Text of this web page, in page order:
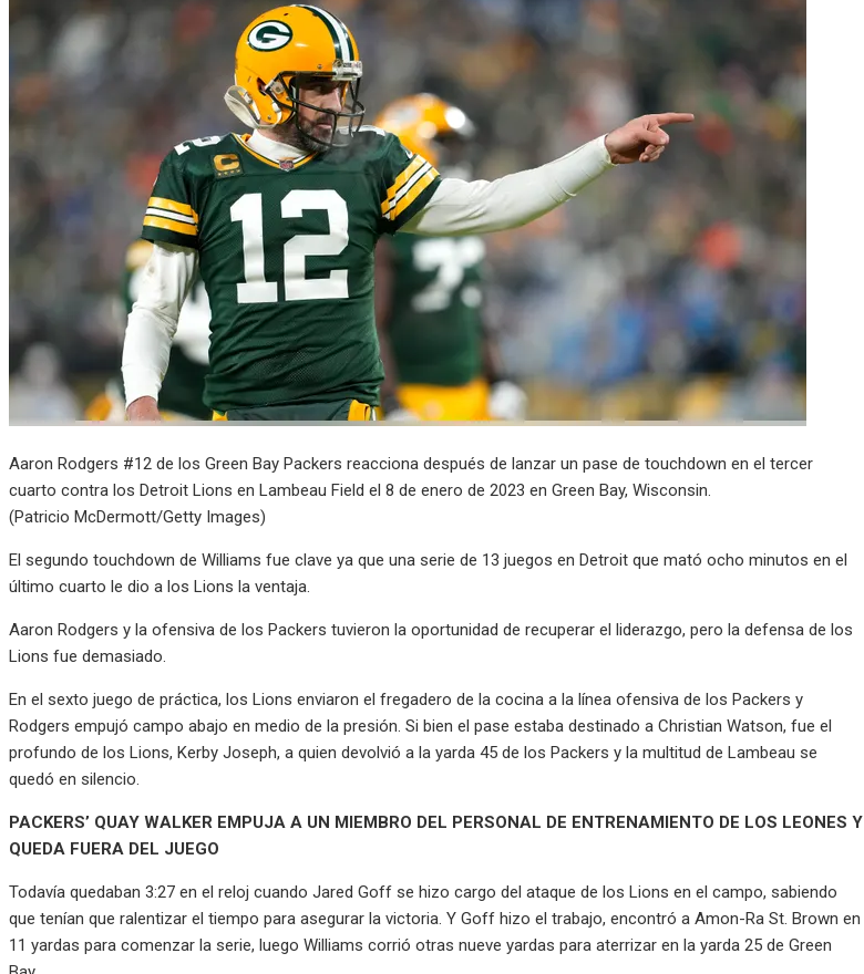
Aaron Rodgers #12 de los Green Bay Packers reacciona después de lanzar un pase de touchdown en el tercer
cuarto contra los Detroit Lions en Lambeau Field el 8 de enero de 2023 en Green Bay, Wisconsin.
(Patricio McDermott/Getty Images)
El segundo touchdown de Williams fue clave ya que una serie de 13 juegos en Detroit que mató ocho minutos en el
último cuarto le dio a los Lions la ventaja.
Aaron Rodgers y la ofensiva de los Packers tuvieron la oportunidad de recuperar el liderazgo, pero la defensa de los
Lions fue demasiado.
En el sexto juego de práctica, los Lions enviaron el fregadero de la cocina a la línea ofensiva de los Packers y
Rodgers empujó campo abajo en medio de la presión. Si bien el pase estaba destinado a Christian Watson, fue el
profundo de los Lions, Kerby Joseph, a quien devolvió a la yarda 45 de los Packers y la multitud de Lambeau se
quedó en silencio.
PACKERS’ QUAY WALKER EMPUJA A UN MIEMBRO DEL PERSONAL DE ENTRENAMIENTO DE LOS LEONES Y
QUEDA FUERA DEL JUEGO
Todavía quedaban 3:27 en el reloj cuando Jared Goff se hizo cargo del ataque de los Lions en el campo, sabiendo
que tenían que ralentizar el tiempo para asegurar la victoria. Y Goff hizo el trabajo, encontró a Amon-Ra St. Brown en
11 yardas para comenzar la serie, luego Williams corrió otras nueve yardas para aterrizar en la yarda 25 de Green